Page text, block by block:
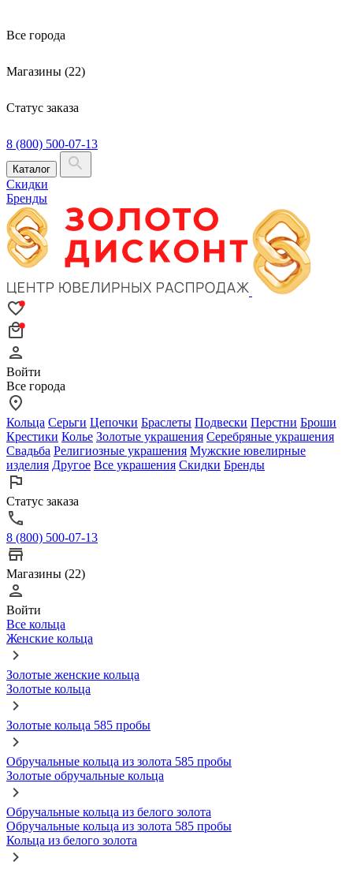
Все города
Магазины (22)
Статус заказа
8 (800) 500-07-13
Каталог
Скидки
Бренды
Войти
Все города
Кольца Серьги Цепочки Браслеты Подвески Перстни Броши
Крестики Колье Золотые украшения Серебряные украшения
Свадьба Религиозные украшения Мужские ювелирные
изделия Другое Все украшения Скидки Бренды
Статус заказа
8 (800) 500-07-13
Магазины (22)
Войти
Все кольца
Женские кольца
Золотые женские кольца
Золотые кольца
Золотые кольца 585 пробы
Обручальные кольца из золота 585 пробы
Золотые обручальные кольца
Обручальные кольца из белого золота
Обручальные кольца из золота 585 пробы
Кольца из белого золота